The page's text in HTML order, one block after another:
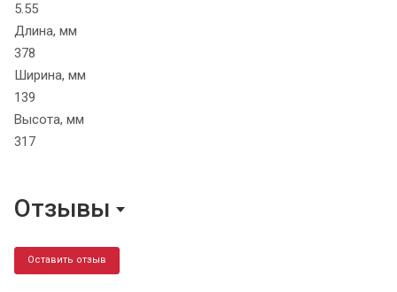
5.55
Длина, мм
378
Ширина, мм
139
Высота, мм
317
Отзывы
Оставить отзыв